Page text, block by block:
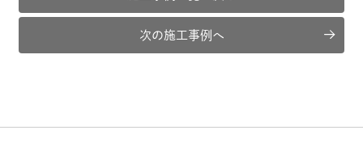
次の施工事例へ